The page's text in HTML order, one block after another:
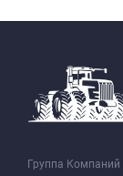
Группа